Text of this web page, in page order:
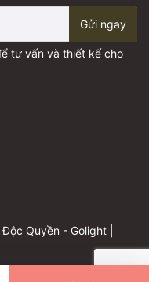
Gửi ngay
tư vấn và thiết kế cho
Quyền - Golight |